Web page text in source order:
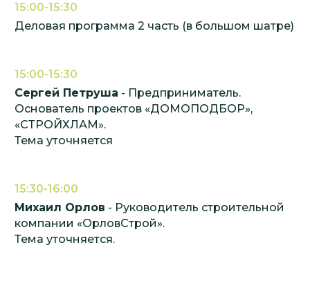
15:00-15:30
Деловая программа 2 часть (в большом шатре)
15:00-15:30
Сергей Петруша - Предприниматель.
Основатель проектов «ДОМОПОДБОР»,
«СТРОЙХЛАМ».
Тема уточняется
15:30-16:00
Михаил Орлов - Руководитель строительной
компании «ОрловСтрой».
Тема уточняется.